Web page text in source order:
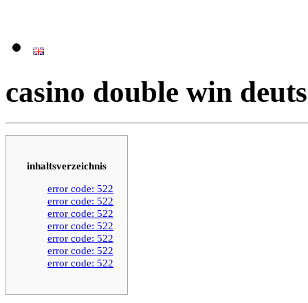
casino double win
inhaltsverzeichnis
error code: 522
error code: 522
error code: 522
error code: 522
error code: 522
error code: 522
error code: 522